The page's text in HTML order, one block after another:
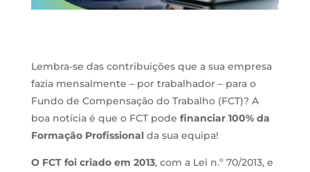
Lembra-se das contribuições que a sua empresa
fazia mensalmente – por trabalhador – para o
Fundo de Compensação do Trabalho (FCT)? A
boa notícia é que o FCT pode financiar 100% da
Formação Profissionalda sua equipa!
O FCT foi criado em 2013, com a Lei n.º 70/2013, e